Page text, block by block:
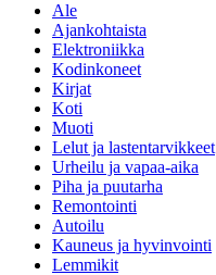
Ale
Ajankohtaista
Elektroniikka
Kodinkoneet
Kirjat
Koti
Muoti
Lelut ja lastentarvikkeet
Urheilu ja vapaa-aika
Piha ja puutarha
Remontointi
Autoilu
Kauneus ja hyvinvointi
Lemmikit